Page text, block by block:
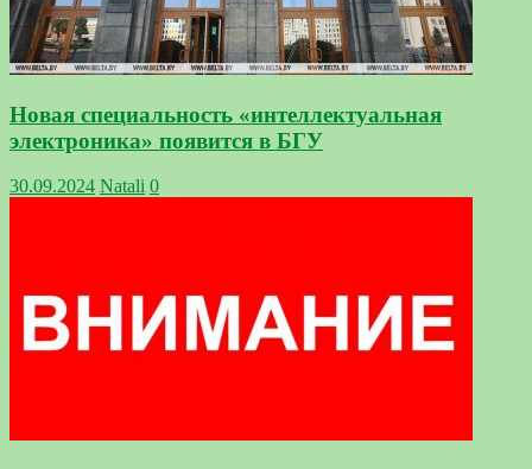
Новая специальность «интеллектуальная
электроника» появится в БГУ
30.09.2024 Natali 0